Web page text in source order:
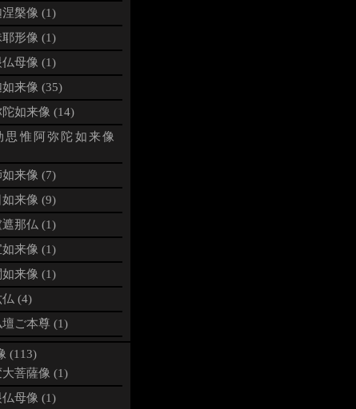
涅槃像 (1)
耶形像 (1)
母像 (1)
如来像 (35)
陀如来像 (14)
思惟阿弥陀如来像
来像 (7)
如来像 (9)
遮那仏 (1)
如来像 (1)
如来像 (1)
(4)
壇ご本尊 (1)
(113)
菩薩像 (1)
母像 (1)